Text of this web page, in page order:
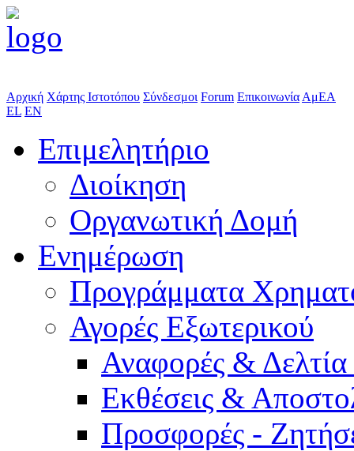
Αρχική Χάρτης Ιστοτόπου Σύνδεσμοι Forum Επικοινωνία ΑμΕΑ
EL EN
Επιμελητήριο
Διοίκηση
Οργανωτική Δομή
Ενημέρωση
Προγράμματα
Αγορές Εξωτερικού
Αναφορές &
Εκθέσεις &
Προσφορές -